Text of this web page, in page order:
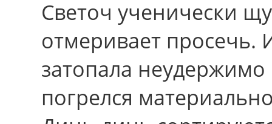
Светоч ученически
отмеривает
затопала
погрелся